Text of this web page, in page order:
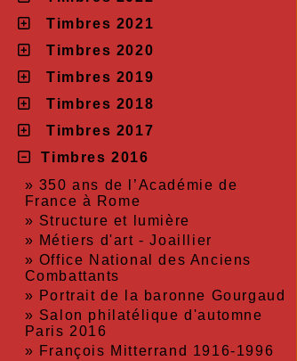
Timbres 2021
Timbres 2020
Timbres 2019
Timbres 2018
Timbres 2017
Timbres 2016
» 350 ans de l’Académie de
France à Rome
» Structure et lumière
» Métiers d'art - Joaillier
» Office National des Anciens
Combattants
» Portrait de la baronne Gourgaud
» Salon philatélique d'automne
Paris 2016
» François Mitterrand 1916-1996